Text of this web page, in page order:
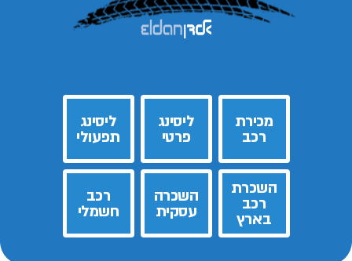
מכירת
רכב
ליסינג
פרטי
ליסינג
תפעולי
השכרת
רכב
בארץ
השכרה
עסקית
רכב
חשמלי